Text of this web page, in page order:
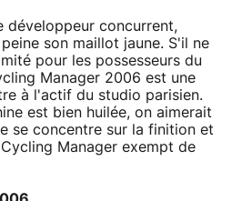
développeur concurrent,
son maillot jaune. S'il ne
pour les possesseurs du
Manager 2006 est une
à l'actif du studio parisien.
est bien huilée, on aimerait
se concentre sur la finition et
Manager exempt de